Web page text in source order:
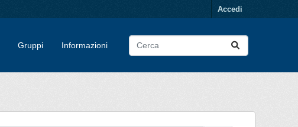
Accedi
Gruppi Informazioni